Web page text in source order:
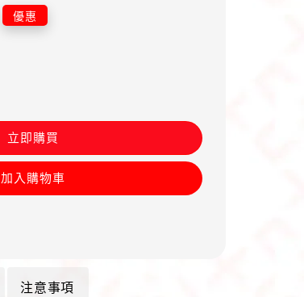
優惠
立即購買
加入購物車
注意事項